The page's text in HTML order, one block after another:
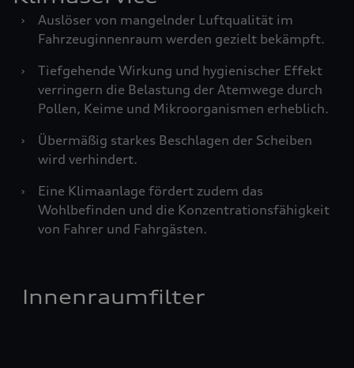
›
Auslöser von mangelnder Luftqualität im
Fahrzeuginnenraum werden gezielt bekämpft.
›
Tiefgehende Wirkung und hygienischer Effekt
verringern die Belastung der Atemwege durch
Pollen, Keime und Mikroorganismen erheblich.
›
Übermäßig starkes Beschlagen der Scheiben
wird verhindert.
›
Eine Klimaanlage fördert zudem das
Wohlbefinden und die Konzentrationsfähigkeit
von Fahrer und Fahrgästen.
Innenraumfilter